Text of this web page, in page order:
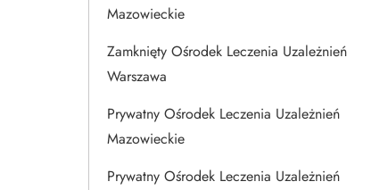
Mazowieckie
Zamknięty Ośrodek Leczenia Uzależnień
Warszawa
Prywatny Ośrodek Leczenia Uzależnień
Mazowieckie
Prywatny Ośrodek Leczenia Uzależnień